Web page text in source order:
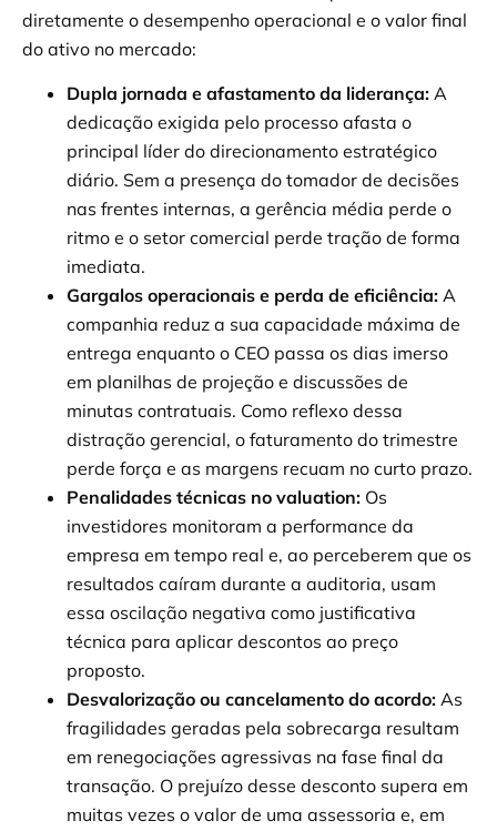
diretamente o desempenho operacional e o valor final
do ativo no mercado:
Dupla jornada e afastamento da liderança: A
dedicação exigida pelo processo afasta o
principal líder do direcionamento estratégico
diário. Sem a presença do tomador de decisões
nas frentes internas, a gerência média perde o
ritmo e o setor comercial perde tração de forma
imediata.
Gargalos operacionais e perda de eficiência: A
companhia reduz a sua capacidade máxima de
entrega enquanto o CEO passa os dias imerso
em planilhas de projeção e discussões de
minutas contratuais. Como reflexo dessa
distração gerencial, o faturamento do trimestre
perde força e as margens recuam no curto prazo.
Penalidades técnicas no valuation: Os
investidores monitoram a performance da
empresa em tempo real e, ao perceberem que os
resultados caíram durante a auditoria, usam
essa oscilação negativa como justificativa
técnica para aplicar descontos ao preço
proposto.
Desvalorização ou cancelamento do acordo: As
fragilidades geradas pela sobrecarga resultam
em renegociações agressivas na fase final da
transação. O prejuízo desse desconto supera em
muitas vezes o valor de uma assessoria e, em